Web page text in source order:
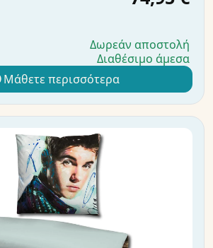
Δωρεάν αποστολή
Διαθέσιμο άμεσα
Μάθετε περισσότερα